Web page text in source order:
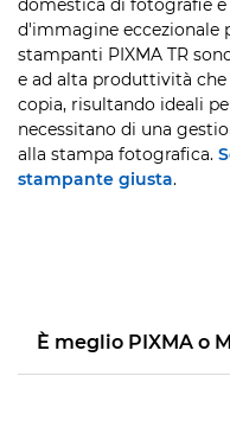
domestica di fotografie
d'immagine eccezionale
stampanti PIXMA TR
e ad alta produttività
copia, risultando ideali
necessitano di una
alla stampa fotografica.
stampante giusta.
È meglio PIXMA o